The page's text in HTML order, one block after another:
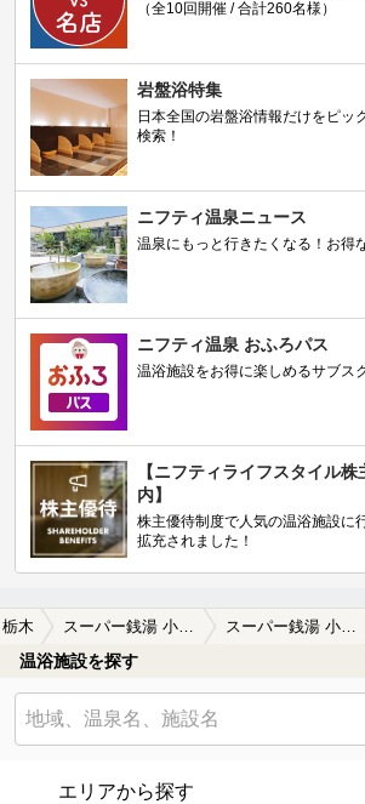
（全10回開催 / 合計260名様）
岩盤浴特集
日本全国の岩盤浴情報だけをピッ
検索！
ニフティ温泉ニュース
温泉にもっと行きたくなる！お得
ニフティ温泉 おふろパス
温浴施設をお得に楽しめるサブス
【ニフティライフスタイル
内】
株主優待制度で人気の温浴施設に
拡充されました！
栃木 スーパー銭湯 小山やすらぎの湯 スーパー銭湯 小山やすらぎの湯の口コミ一覧
温浴施設を探す
エリアから探す